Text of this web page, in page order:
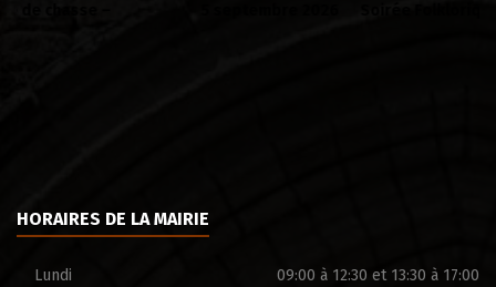
HORAIRES DE LA MAIRIE
Lundi 09:00 à 12:30 et 13:30 à 17:00